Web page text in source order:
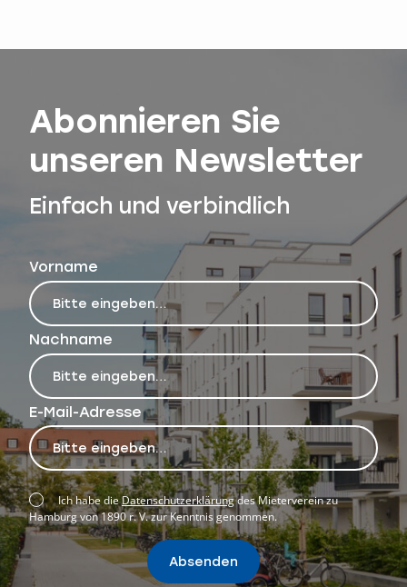
Abonnieren Sie
unseren Newsletter
Einfach und verbindlich
Vorname
Nachname
E-Mail-Adresse
Ich habe dieDatenschutzerklärungdes Mieterverein zu
Hamburg von 1890 r. V. zur Kenntnis genommen.
Absenden